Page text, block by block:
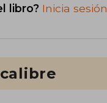
libro? Inicia sesión